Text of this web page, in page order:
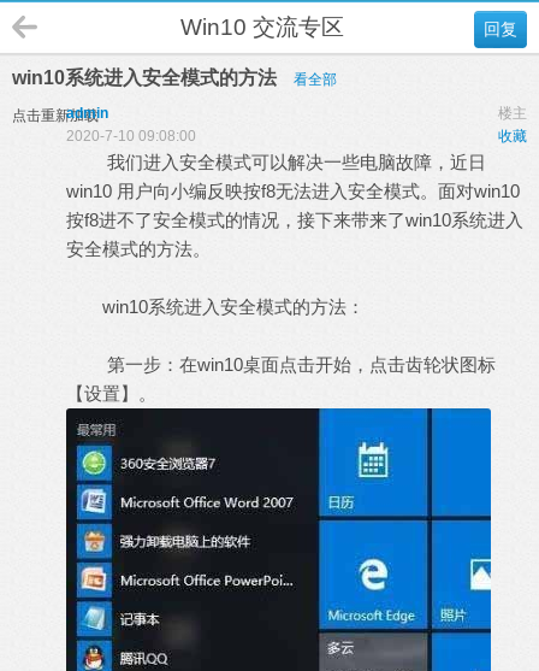
回复
Win10 交流专区
win10系统进入安全模式的方法 看全部
点击重新加载 楼主
admin
收藏
2020-7-10 09:08:00
我们进入安全模式可以解决一些电脑故障，近日
win10 用户向小编反映按f8无法进入安全模式。面对win10
按f8进不了安全模式的情况，接下来带来了win10系统进入
安全模式的方法。
win10系统进入安全模式的方法：
第一步：在win10桌面点击开始，点击齿轮状图标
【设置】。